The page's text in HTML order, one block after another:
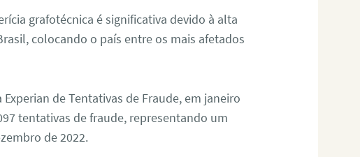
grafotécnica é significativa devido à alta
colocando o país entre os mais afetados
de Tentativas de Fraude, em janeiro
tentativas de fraude, representando um
de 2022.